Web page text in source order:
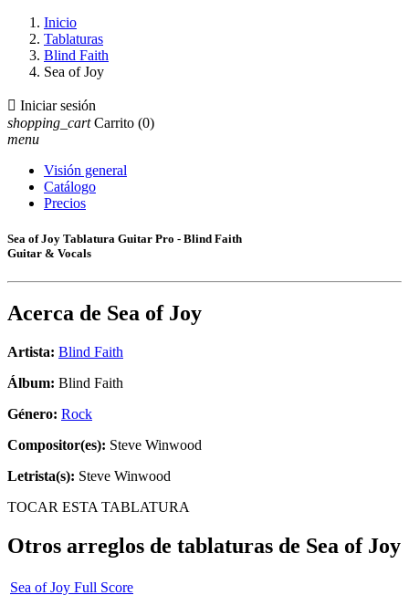
Inicio
Tablaturas
Blind Faith
Sea of Joy
 Iniciar sesión
shopping_cart Carrito (0)
menu
Visión general
Catálogo
Precios
Sea of Joy Tablatura Guitar Pro - Blind Faith
Guitar & Vocals
Acerca de Sea of Joy
Artista: Blind Faith
Álbum: Blind Faith
Género: Rock
Compositor(es): Steve Winwood
Letrista(s): Steve Winwood
TOCAR ESTA TABLATURA
Otros arreglos de tablaturas de Sea of Joy
Sea of Joy Full Score